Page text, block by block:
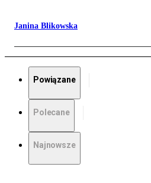
Janina Blikowska
Powiązane
Polecane
Najnowsze